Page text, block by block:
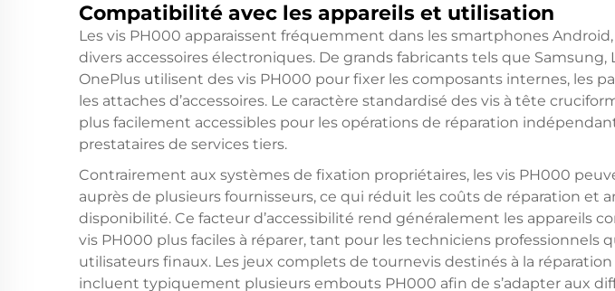
Compatibilité avec les appareils et utilisation
Les vis PH000 apparaissent fréquemment dans les smartphones
divers accessoires électroniques. De grands fabricants tels que Samsung,
OnePlus utilisent des vis PH000 pour fixer les composants internes, les
les attaches d’accessoires. Le caractère standardisé des vis à tête
plus facilement accessibles pour les opérations de réparation
prestataires de services tiers.
Contrairement aux systèmes de fixation propriétaires, les vis PH000
auprès de plusieurs fournisseurs, ce qui réduit les coûts de réparation et
disponibilité. Ce facteur d’accessibilité rend généralement les appareils
vis PH000 plus faciles à réparer, tant pour les techniciens professionnels
utilisateurs finaux. Les jeux complets de tournevis destinés à la
incluent typiquement plusieurs embouts PH000 afin de s’adapter aux